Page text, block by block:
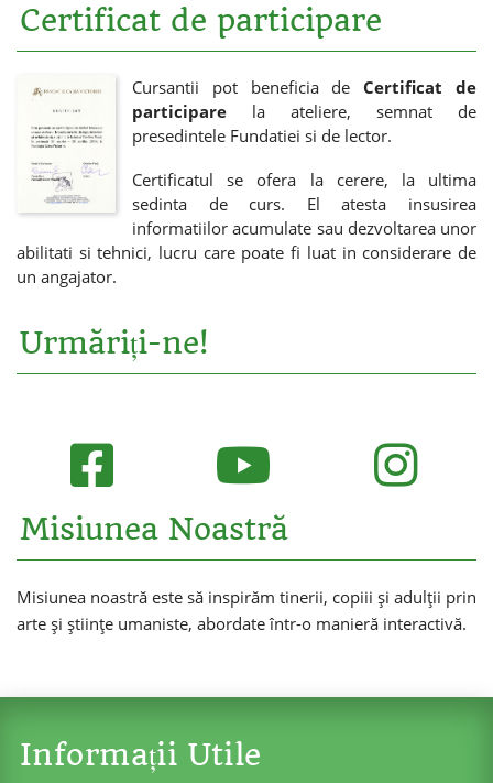
Certificat de participare
Cursantii pot beneficia de Certificat de
participare la ateliere, semnat de
presedintele Fundatiei si de lector.
Certificatul se ofera la cerere, la ultima
sedinta de curs. El atesta insusirea
informatiilor acumulate sau dezvoltarea unor
abilitati si tehnici, lucru care poate fi luat in considerare de
un angajator.
Urmăriți-ne!
Misiunea Noastră
Misiunea noastră este să inspirăm tinerii, copiii și adulții prin
arte și științe umaniste, abordate într-o manieră interactivă.
Informații Utile